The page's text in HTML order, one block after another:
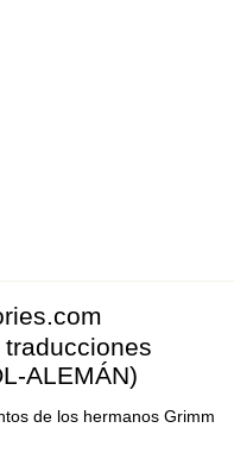
ALEMÁN)
de los hermanos Grimm